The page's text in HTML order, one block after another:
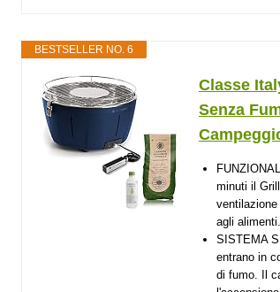
BESTSELLER NO. 6
Classe
Senza
minuti il
agli
SISTEMA
entrano in
di fumo. Il